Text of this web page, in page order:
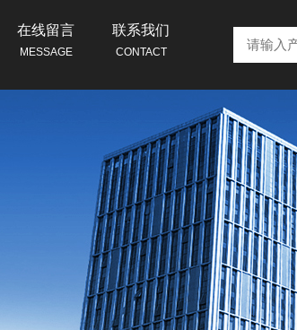
在线留言
MESSAGE
联系我们
CONTACT